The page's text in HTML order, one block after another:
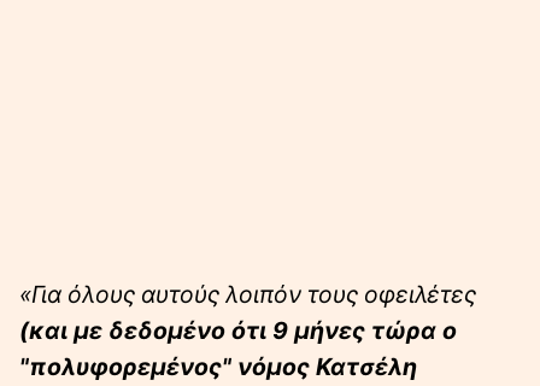
«Για όλους αυτούς λοιπόν τους οφειλέτες
(και με δεδομένο ότι 9 μήνες τώρα ο
"πολυφορεμένος" νόμος Κατσέλη